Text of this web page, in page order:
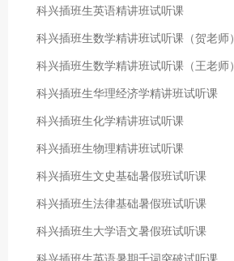
科兴插班生英语精讲班试听课
科兴插班生数学精讲班试听课（贺老师）
科兴插班生数学精讲班试听课（王老师）
科兴插班生华理经济学精讲班试听课
科兴插班生化学精讲班试听课
科兴插班生物理精讲班试听课
科兴插班生文史基础暑假班试听课
科兴插班生法律基础暑假班试听课
科兴插班生大学语文暑假班试听课
科兴插班生英语暑期千词突破试听课